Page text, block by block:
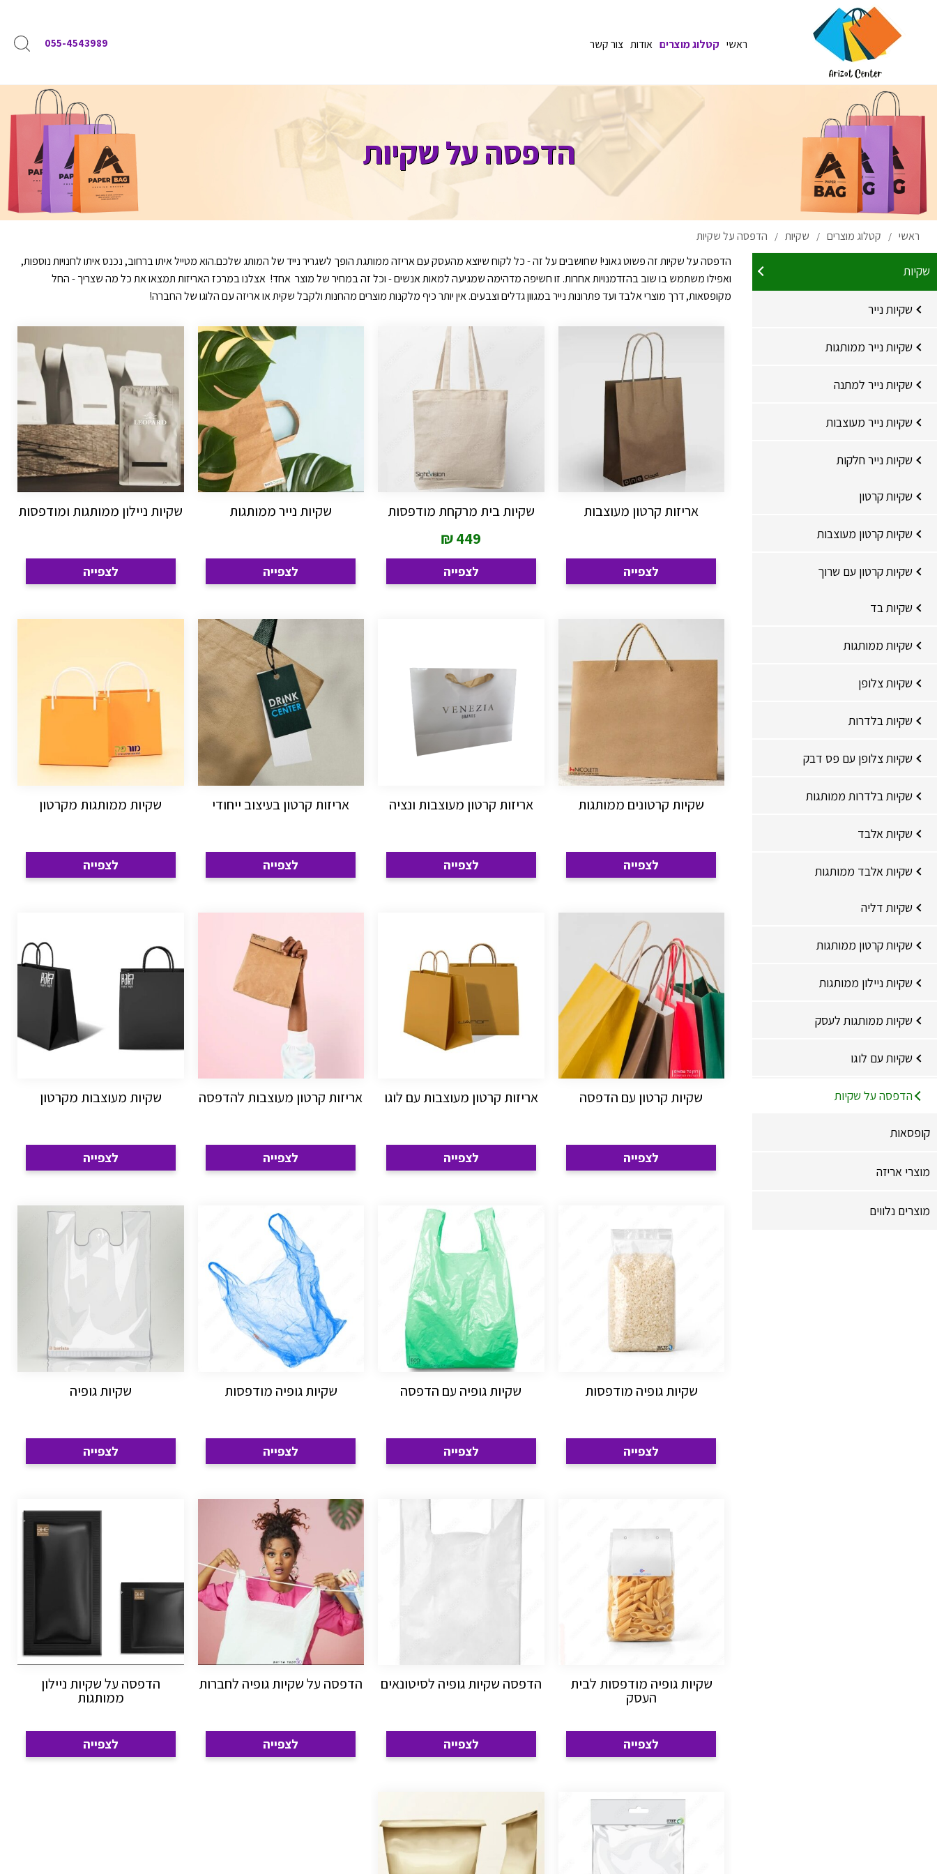
ראשי קטלוג מוצרים אודות צור קשר 055-4543989
הדפסה על שקיות
ראשי / קטלוג מוצרים / שקיות / הדפסה על שקיות
שקיות
שקיות נייר
שקיות נייר ממותגות
שקיות נייר למתנה
שקיות נייר מעוצבות
שקיות נייר חלקות
שקיות קרטון
שקיות קרטון מעוצבות
שקיות קרטון עם שרוך
שקיות בד
שקיות ממותגות
שקיות צלופן
שקיות בלדרות
שקיות צלופן עם פס דבק
שקיות בלדרות ממותגות
שקיות אלבד
שקיות אלבד ממותגות
שקיות דליה
שקיות קרטון ממותגות
שקיות ניילון ממותגות
שקיות ממותגות לעסק
שקיות עם לוגו
הדפסה על שקיות
קופסאות
מוצרי אריזה
מוצרים נלווים
הדפסה על שקיות זה פשוט גאוני! שחושבים על זה - כל לקוח שיוצא מהעסק עם אריזה ממותגת הופך לשגריר נייד של המותג שלכם.הוא מטייל איתו ברחוב, נכנס איתו לחנויות נוספות,
ואפילו משתמש בו שוב בהזדמנויות אחרות. זו חשיפה מדהימה שמגיעה למאות אנשים - וכל זה במחיר של מוצר אחד! אצלנו במרכז האריזות תמצאו את כל מה שצריך - החל
מקופסאות, דרך מוצרי אלבד ועד פתרונות נייר במגוון גדלים וצבעים. אין יותר כיף מלקנות מוצרים מהחנות ולקבל שקית או אריזה עם הלוגו של החברה!
אריזות קרטון מעוצבות
לצפייה
שקיות בית מרקחת מודפסות
449
₪
לצפייה
שקיות נייר ממותגות
לצפייה
שקיות ניילון ממותגות ומודפסות
לצפייה
שקיות קרטונים ממותגות
לצפייה
אריזות קרטון מעוצבות ונציה
לצפייה
אריזות קרטון בעיצוב ייחודי
לצפייה
שקיות ממותגות מקרטון
לצפייה
שקיות קרטון עם הדפסה
לצפייה
אריזות קרטון מעוצבות עם לוגו
לצפייה
אריזות קרטון מעוצבות להדפסה
לצפייה
שקיות מעוצבות מקרטון
לצפייה
שקיות גופיה מודפסות
לצפייה
שקיות גופיה עם הדפסה
לצפייה
שקיות גופיה מודפסות
לצפייה
שקיות גופיה
לצפייה
שקיות גופיה מודפסות לבית
העסק
לצפייה
הדפסה שקיות גופיה לסיטונאים
לצפייה
הדפסה על שקיות גופיה לחברות
לצפייה
הדפסה על שקיות ניילון
ממותגות
לצפייה